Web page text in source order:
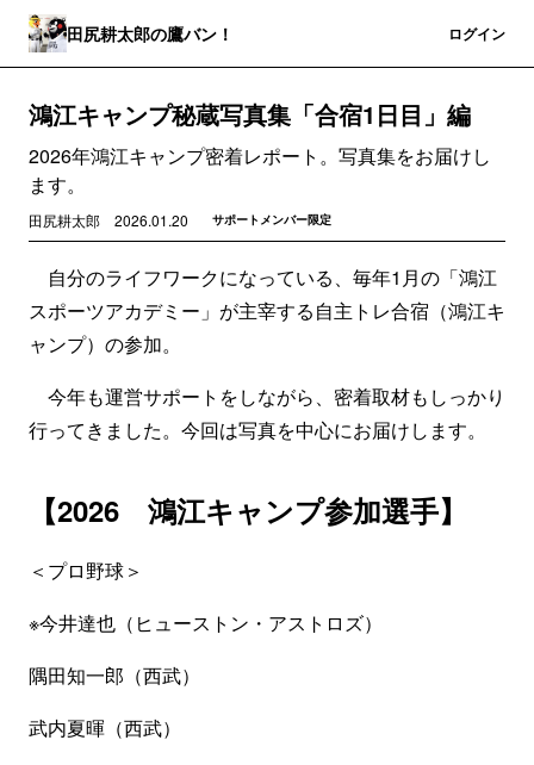
田尻耕太郎の鷹バン！ ログイン
鴻江キャンプ秘蔵写真集「合宿1日目」編
2026年鴻江キャンプ密着レポート。写真集をお届けし
ます。
田尻耕太郎 2026.01.20 サポートメンバー限定
自分のライフワークになっている、毎年1月の「鴻江
スポーツアカデミー」が主宰する自主トレ合宿（鴻江キ
ャンプ）の参加。
今年も運営サポートをしながら、密着取材もしっかり
行ってきました。今回は写真を中心にお届けします。
【2026 鴻江キャンプ参加選手】
＜プロ野球＞
※今井達也（ヒューストン・アストロズ）
隅田知一郎（西武）
武内夏暉（西武）